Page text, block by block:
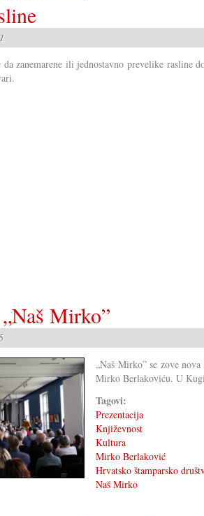
zanemarene ili jednostavno prevelike rasline
Mirko”
„Naš Mirko” se zove
Mirko Berlakoviću. U
Tagovi:
Prezentacija
Književnost
Kultura
Mirko Berlaković
Hrvatsko štamparsko
Naš Mirko